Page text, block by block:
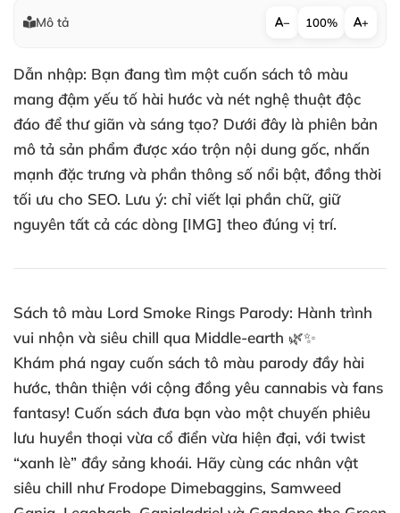
Mô tả − 100% +
Dẫn nhập: Bạn đang tìm một cuốn sách tô màu
mang đậm yếu tố hài hước và nét nghệ thuật độc
đáo để thư giãn và sáng tạo? Dưới đây là phiên bản
mô tả sản phẩm được xáo trộn nội dung gốc, nhấn
mạnh đặc trưng và phần thông số nổi bật, đồng thời
tối ưu cho SEO. Lưu ý: chỉ viết lại phần chữ, giữ
nguyên tất cả các dòng [IMG] theo đúng vị trí.
Sách tô màu Lord Smoke Rings Parody: Hành trình
vui nhộn và siêu chill qua Middle-earth 🌿✨
Khám phá ngay cuốn sách tô màu parody đầy hài
hước, thân thiện với cộng đồng yêu cannabis và fans
fantasy! Cuốn sách đưa bạn vào một chuyến phiêu
lưu huyền thoại vừa cổ điển vừa hiện đại, với twist
“xanh lè” đầy sảng khoái. Hãy cùng các nhân vật
siêu chill như Frodope Dimebaggins, Samweed